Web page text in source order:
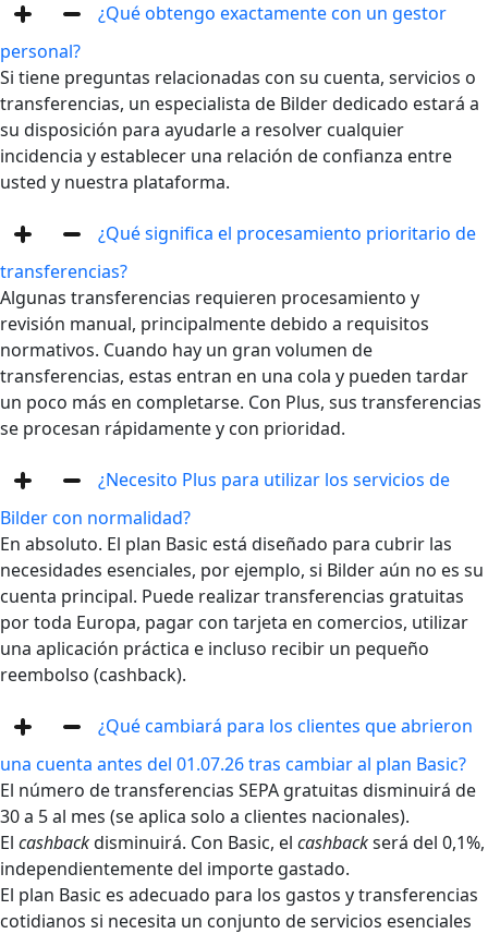
¿Qué obtengo exactamente con un gestor
personal?
Si tiene preguntas relacionadas con su cuenta, servicios o
transferencias, un especialista de Bilder dedicado estará a
su disposición para ayudarle a resolver cualquier
incidencia y establecer una relación de confianza entre
usted y nuestra plataforma.
¿Qué significa el procesamiento prioritario de
transferencias?
Algunas transferencias requieren procesamiento y
revisión manual, principalmente debido a requisitos
normativos. Cuando hay un gran volumen de
transferencias, estas entran en una cola y pueden tardar
un poco más en completarse. Con Plus, sus transferencias
se procesan rápidamente y con prioridad.
¿Necesito Plus para utilizar los servicios de
Bilder con normalidad?
En absoluto. El plan Basic está diseñado para cubrir las
necesidades esenciales, por ejemplo, si Bilder aún no es su
cuenta principal. Puede realizar transferencias gratuitas
por toda Europa, pagar con tarjeta en comercios, utilizar
una aplicación práctica e incluso recibir un pequeño
reembolso (cashback).
¿Qué cambiará para los clientes que abrieron
una cuenta antes del 01.07.26 tras cambiar al plan Basic?
El número de transferencias SEPA gratuitas disminuirá de
30 a 5 al mes (se aplica solo a clientes nacionales).
El cashbackdisminuirá. Con Basic, el cashbackserá del 0,1%,
independientemente del importe gastado.
El plan Basic es adecuado para los gastos y transferencias
cotidianos si necesita un conjunto de servicios esenciales